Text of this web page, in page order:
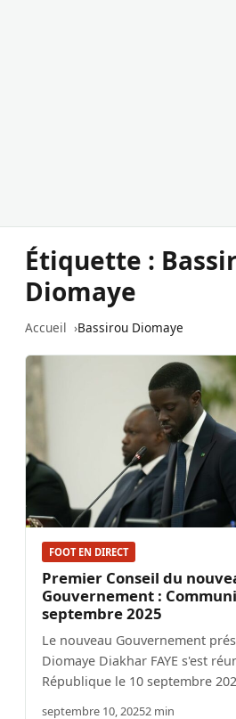
Étiquette :
Diomaye
Accueil Bassirou Diomaye
FOOT EN DIRECT
Premier Conseil du
Gouvernement :
septembre 2025
Le nouveau Gouvernement
Diomaye Diakhar FAYE s'est
République le 10 septembre
septembre 10, 20252 min